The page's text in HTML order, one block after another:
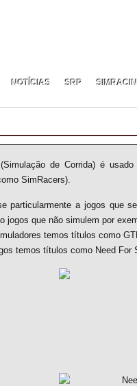
NOTÍCIAS SRP
de Corrida) é
SimRacers).
particularmente a jogos que
jogos que não simulem por
temos títulos como
temos títulos como Need For